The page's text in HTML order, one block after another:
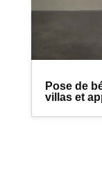
Pose de
villas et